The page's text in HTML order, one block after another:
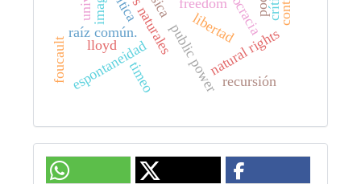
libertadnatural rights
public power
raíz común.
espontaneidad
lloyd
timeo recursión
foucault